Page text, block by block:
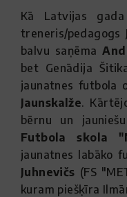
Kā Latvijas
treneris/pedagogs
balvu saņēma
bet Genādija
jaunatnes futbola
Jaunskalže.
bērnu un
Futbola skola
jaunatnes labāko
Juhnevičs (FS
kuram piešķīra